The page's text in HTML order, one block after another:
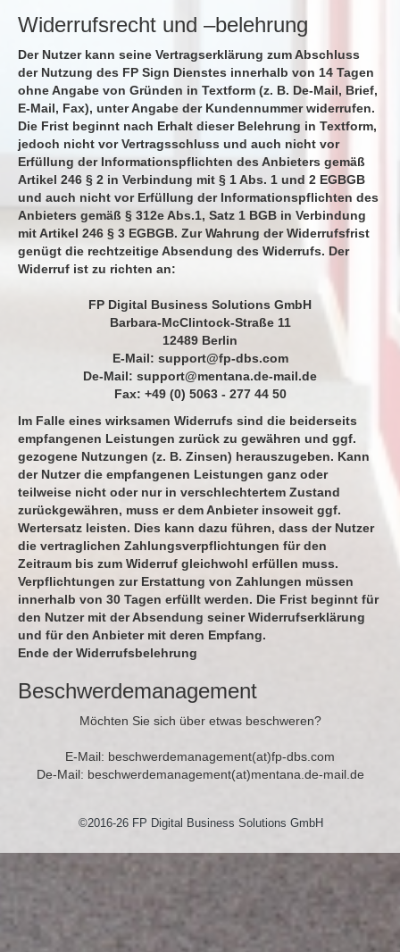
Widerrufsrecht und –belehrung
Der Nutzer kann seine Vertragserklärung zum Abschluss
der Nutzung des FP Sign Dienstes innerhalb von 14 Tagen
ohne Angabe von Gründen in Textform (z. B. De-Mail, Brief,
E-Mail, Fax), unter Angabe der Kundennummer widerrufen.
Die Frist beginnt nach Erhalt dieser Belehrung in Textform,
jedoch nicht vor Vertragsschluss und auch nicht vor
Erfüllung der Informationspflichten des Anbieters gemäß
Artikel 246 § 2 in Verbindung mit § 1 Abs. 1 und 2 EGBGB
und auch nicht vor Erfüllung der Informationspflichten des
Anbieters gemäß § 312e Abs.1, Satz 1 BGB in Verbindung
mit Artikel 246 § 3 EGBGB. Zur Wahrung der Widerrufsfrist
genügt die rechtzeitige Absendung des Widerrufs. Der
Widerruf ist zu richten an:
FP Digital Business Solutions GmbH
Barbara-McClintock-Straße 11
12489 Berlin
E-Mail: support@fp-dbs.com
De-Mail: support@mentana.de-mail.de
Fax: +49 (0) 5063 - 277 44 50
Im Falle eines wirksamen Widerrufs sind die beiderseits
empfangenen Leistungen zurück zu gewähren und ggf.
gezogene Nutzungen (z. B. Zinsen) herauszugeben. Kann
der Nutzer die empfangenen Leistungen ganz oder
teilweise nicht oder nur in verschlechtertem Zustand
zurückgewähren, muss er dem Anbieter insoweit ggf.
Wertersatz leisten. Dies kann dazu führen, dass der Nutzer
die vertraglichen Zahlungsverpflichtungen für den
Zeitraum bis zum Widerruf gleichwohl erfüllen muss.
Verpflichtungen zur Erstattung von Zahlungen müssen
innerhalb von 30 Tagen erfüllt werden. Die Frist beginnt für
den Nutzer mit der Absendung seiner Widerrufserklärung
und für den Anbieter mit deren Empfang.
Ende der Widerrufsbelehrung
Beschwerdemanagement
Möchten Sie sich über etwas beschweren?
E-Mail: beschwerdemanagement(at)fp-dbs.com
De-Mail: beschwerdemanagement(at)mentana.de-mail.de
©2016-26 FP Digital Business Solutions GmbH